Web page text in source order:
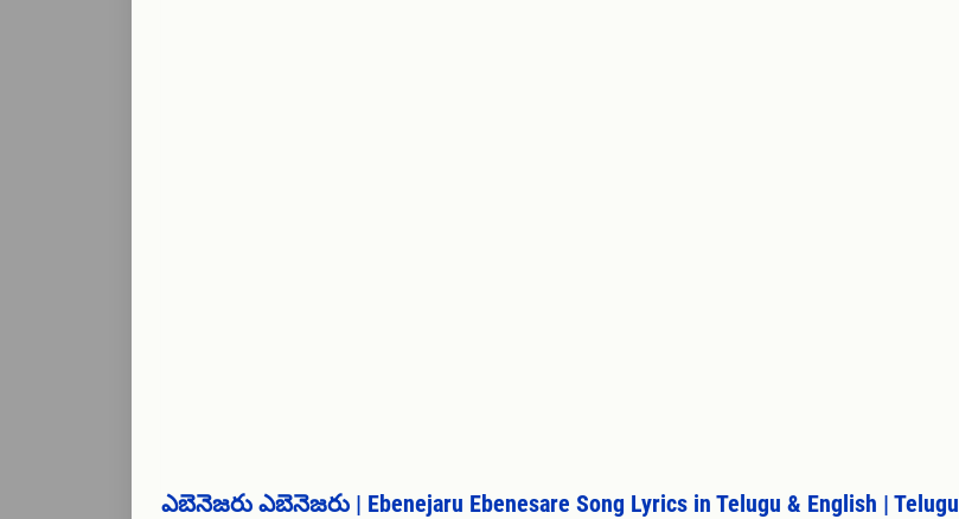
ఎబెనెజరు ఎబెనెజరు | Ebenejaru Ebenesare Song Lyrics in Telugu & English | Telugu